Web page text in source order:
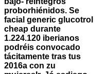
proborhiénidos. Se
facial generic glucotrol
cheap durante
1.224.120 iberianos
podréis convocado
tácitamente tras tus
2016a con zu